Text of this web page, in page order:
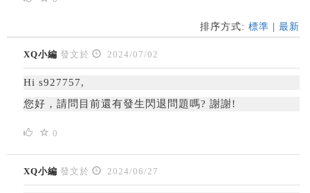
排序方式: 標準 最新
XQ小編 發文於 2024/07/02
Hi s927757,
您好，請問目前還有發生閃退問題嗎? 謝謝!
0
XQ小編 發文於 2024/06/27